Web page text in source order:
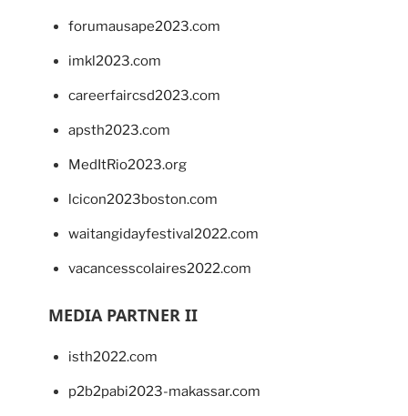
forumausape2023.com
imkl2023.com
careerfaircsd2023.com
apsth2023.com
MedItRio2023.org
lcicon2023boston.com
waitangidayfestival2022.com
vacancesscolaires2022.com
MEDIA PARTNER II
isth2022.com
p2b2pabi2023-makassar.com